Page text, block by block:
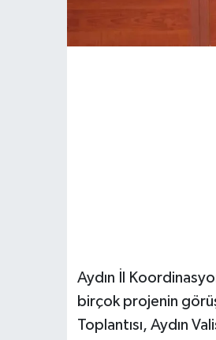
Aydın İl
birçok projenin
Toplantısı, Aydın